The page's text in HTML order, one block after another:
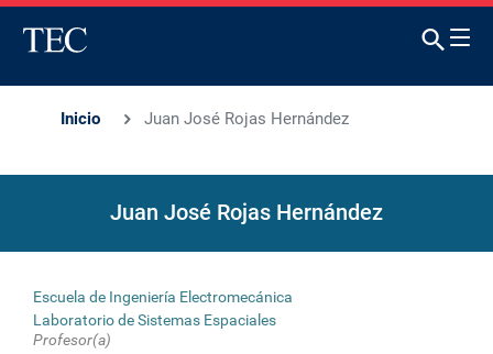
Inicio Juan José Rojas Hernández
Juan José Rojas Hernández
Escuela de Ingeniería Electromecánica
Laboratorio de Sistemas Espaciales
Profesor(a)